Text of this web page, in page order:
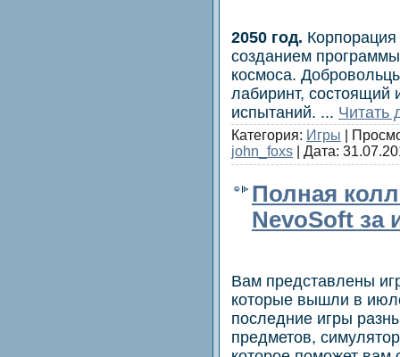
2050 год.
созданием
космоса.
лабиринт, состоящий
испытаний. ... Читать
Категория: Игры |
john_foxs | Дата:
Полная
NevoSoft за
Вам представлены
которые вышли в
последние игры
предметов,